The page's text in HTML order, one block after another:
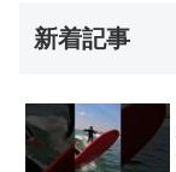
新着記事